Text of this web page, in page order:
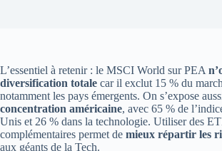
L’essentiel à retenir : le MSCI World sur PEA
diversification totale car il exclut 15 % du
notamment les pays émergents. On s’expose
concentration américaine, avec 65 % de
Unis et 26 % dans la technologie. Utiliser des
complémentaires permet de mieux répartir les
aux géants de la Tech.